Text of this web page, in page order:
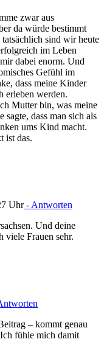
zwar aus
da würde bestimmt
sind wir heute
im Leben
dabei enorm. Und
Gefühl im
dass meine Kinder
erleben werden.
Mutter bin, was meine
dass man sich als
ums Kind macht.
ist das.
Uhr- Antworten
Und deine
viele Frauen sehr.
– kommt genau
fühle mich damit